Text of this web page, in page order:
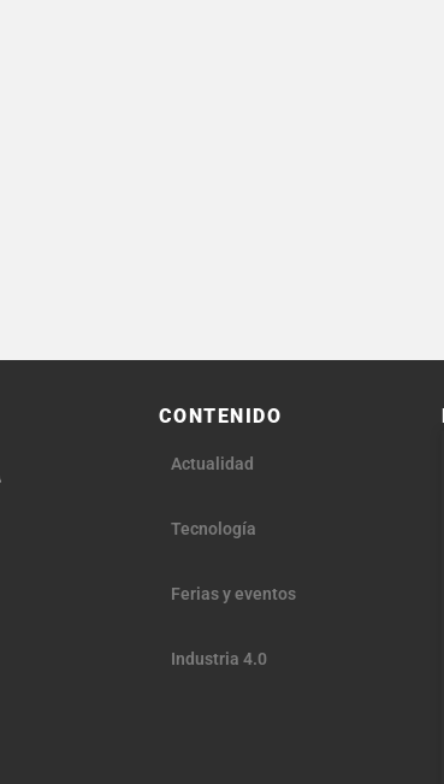
CONTENIDO
Actualidad
Tecnología
Ferias y eventos
Industria 4.0